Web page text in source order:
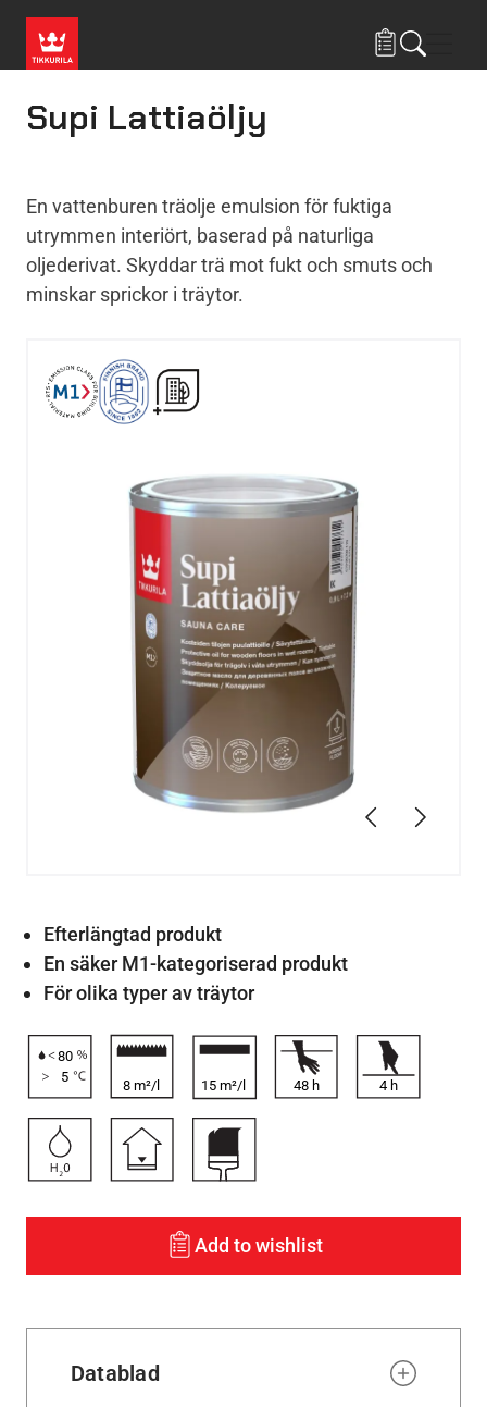
Supi Lattiaöljy
En vattenburen träolje emulsion för fuktiga
utrymmen interiört, baserad på naturliga
oljederivat. Skyddar trä mot fukt och smuts och
minskar sprickor i träytor.
Föregående
Nästa
Efterlängtad produkt
En säker M1-kategoriserad produkt
För olika typer av träytor
80
5
8 m²/l 15 m²/l 48 h 4 h
Add to wishlist
Datablad